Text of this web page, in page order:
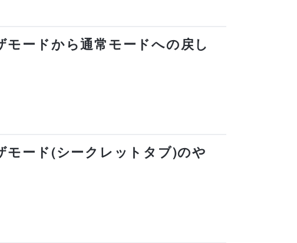
ードから通常モードへの戻し
ード(シークレットタブ)のや